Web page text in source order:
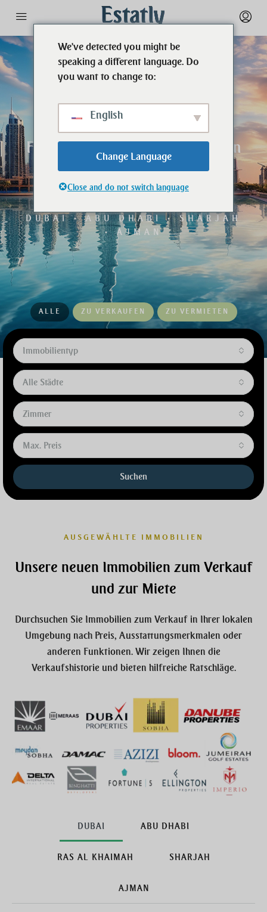
Finden Sie Ihre Traumimmobilie in
den Vereinigten Arabischen
Emiraten.
DUBAI • ABU DHABI • SHARJAH
• AJMAN
ALLE ZU VERKAUFEN ZU VERMIETEN
Immobilientyp
Alle Städte
Zimmer
Max. Preis
Suchen
AUSGEWÄHLTE IMMOBILIEN
Unsere neuen Immobilien zum Verkauf
und zur Miete
Durchsuchen Sie Immobilien zum Verkauf in Ihrer lokalen
Umgebung nach Preis, Ausstattungsmerkmalen oder
anderen Funktionen. Wir zeigen Ihnen die
Verkaufshistorie und bieten hilfreiche Ratschläge.
DUBAI ABU DHABI
RAS AL KHAIMAH SHARJAH
AJMAN
We've detected you might be
speaking a different language. Do
you want to change to:
English
Change Language
Close and do not switch language